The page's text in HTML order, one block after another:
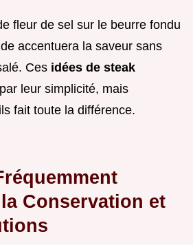
fleur de sel sur le beurre fondu
accentuera la saveur sans
Ces idées de steak
leur simplicité, mais
fait toute la différence.
Conservation et